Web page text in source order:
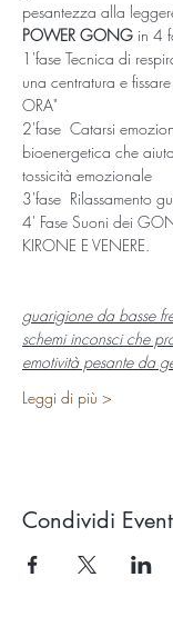
pesantezza alla
POWER GONG in 4
1'fase Tecnica di
una centratura e
ORA"
2'fase  Catarsi
bioenergetica che
tossicità emozionale
3'fase  Rilassamento
4' Fase Suoni dei
KIRONE E VENERE.
guarigione da basse
schemi inconsci che
emotività pesante da
Leggi di più >
Condividi